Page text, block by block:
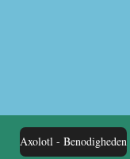
Axolotl - Benodigheden